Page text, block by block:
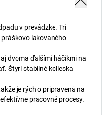
v prevádzke. Tri
lakovaného
dvoma ďalšími háčikmi na
Štyri stabilné kolieska –
je rýchlo pripravená na
pracovné procesy.